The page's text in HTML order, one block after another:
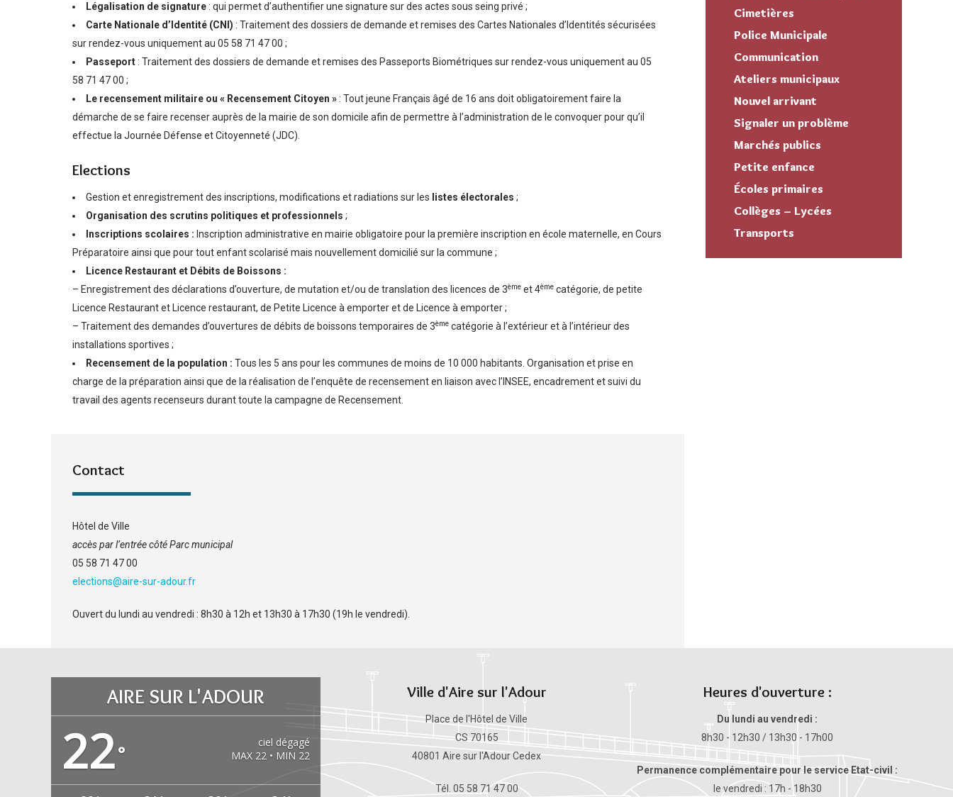
Légalisation de signature: qui permet d’authentifier une signature sur des actes sous seing privé ;
Carte Nationale d’Identité (CNI) : Traitement des dossiers de demande et remises des Cartes Nationales d’Identités sécurisées
sur rendez-vous uniquement au 05 58 71 47 00 ;
Passeport: Traitement des dossiers de demande et remises des Passeports Biométriques sur rendez-vous uniquement au 05
58 71 47 00 ;
Le recensement militaire ou « Recensement Citoyen »: Tout jeune Français âgé de 16 ans doit obligatoirement faire la
démarche de se faire recenser auprès de la mairie de son domicile afin de permettre à l’administration de le convoquer pour qu’il
effectue la Journée Défense et Citoyenneté (JDC).
Elections
Gestion et enregistrement des inscriptions, modifications et radiations sur les listes électorales ;
Organisation des scrutins politiques et professionnels ;
Inscriptions scolaires : Inscription administrative en mairie obligatoire pour la première inscription en école maternelle, en Cours
Préparatoire ainsi que pour tout enfant scolarisé mais nouvellement domicilié sur la commune ;
Licence Restaurant et Débits de Boissons :
– Enregistrement des déclarations d’ouverture, de mutation et/ou de translation des licences de 3ème et 4ème catégorie, de petite
Licence Restaurant et Licence restaurant, de Petite Licence à emporter et de Licence à emporter ;
– Traitement des demandes d’ouvertures de débits de boissons temporaires de 3ème catégorie à l’extérieur et à l’intérieur des
installations sportives ;
Recensement de la population : Tous les 5 ans pour les communes de moins de 10 000 habitants. Organisation et prise en
charge de la préparation ainsi que de la réalisation de l’enquête de recensement en liaison avec l’INSEE, encadrement et suivi du
travail des agents recenseurs durant toute la campagne de Recensement.
Contact
Hôtel de Ville
accès par l’entrée côté Parc municipal
05 58 71 47 00
elections@aire-sur-adour.fr
Ouvert du lundi au vendredi : 8h30 à 12h et 13h30 à 17h30 (19h le vendredi).
Cimetières
Police Municipale
Communication
Ateliers municipaux
Nouvel arrivant
Signaler un problème
Marchés publics
Petite enfance
Écoles primaires
Collèges – Lycées
Transports
AIRE SUR L'ADOUR
22°
ciel dégagé
MAX 22 • MIN 22
Ville d'Aire sur l'Adour
Place de l'Hôtel de Ville
CS 70165
40801 Aire sur l'Adour Cedex
Tél. 05 58 71 47 00
Heures d'ouverture :
Du lundi au vendredi :
8h30 - 12h30 / 13h30 - 17h00
Permanence complémentaire pour le service Etat-civil :
le vendredi : 17h - 18h30